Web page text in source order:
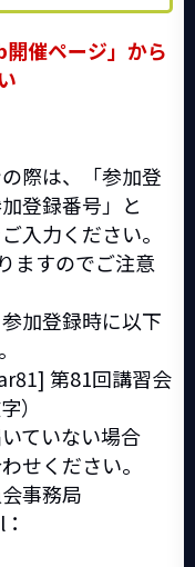
催ページ」から
際は、「参加登
登録番号」と
入力ください。
ますのでご注意
加登録時に以下
第81回講習会
）
ていない場合
せください。
事務局